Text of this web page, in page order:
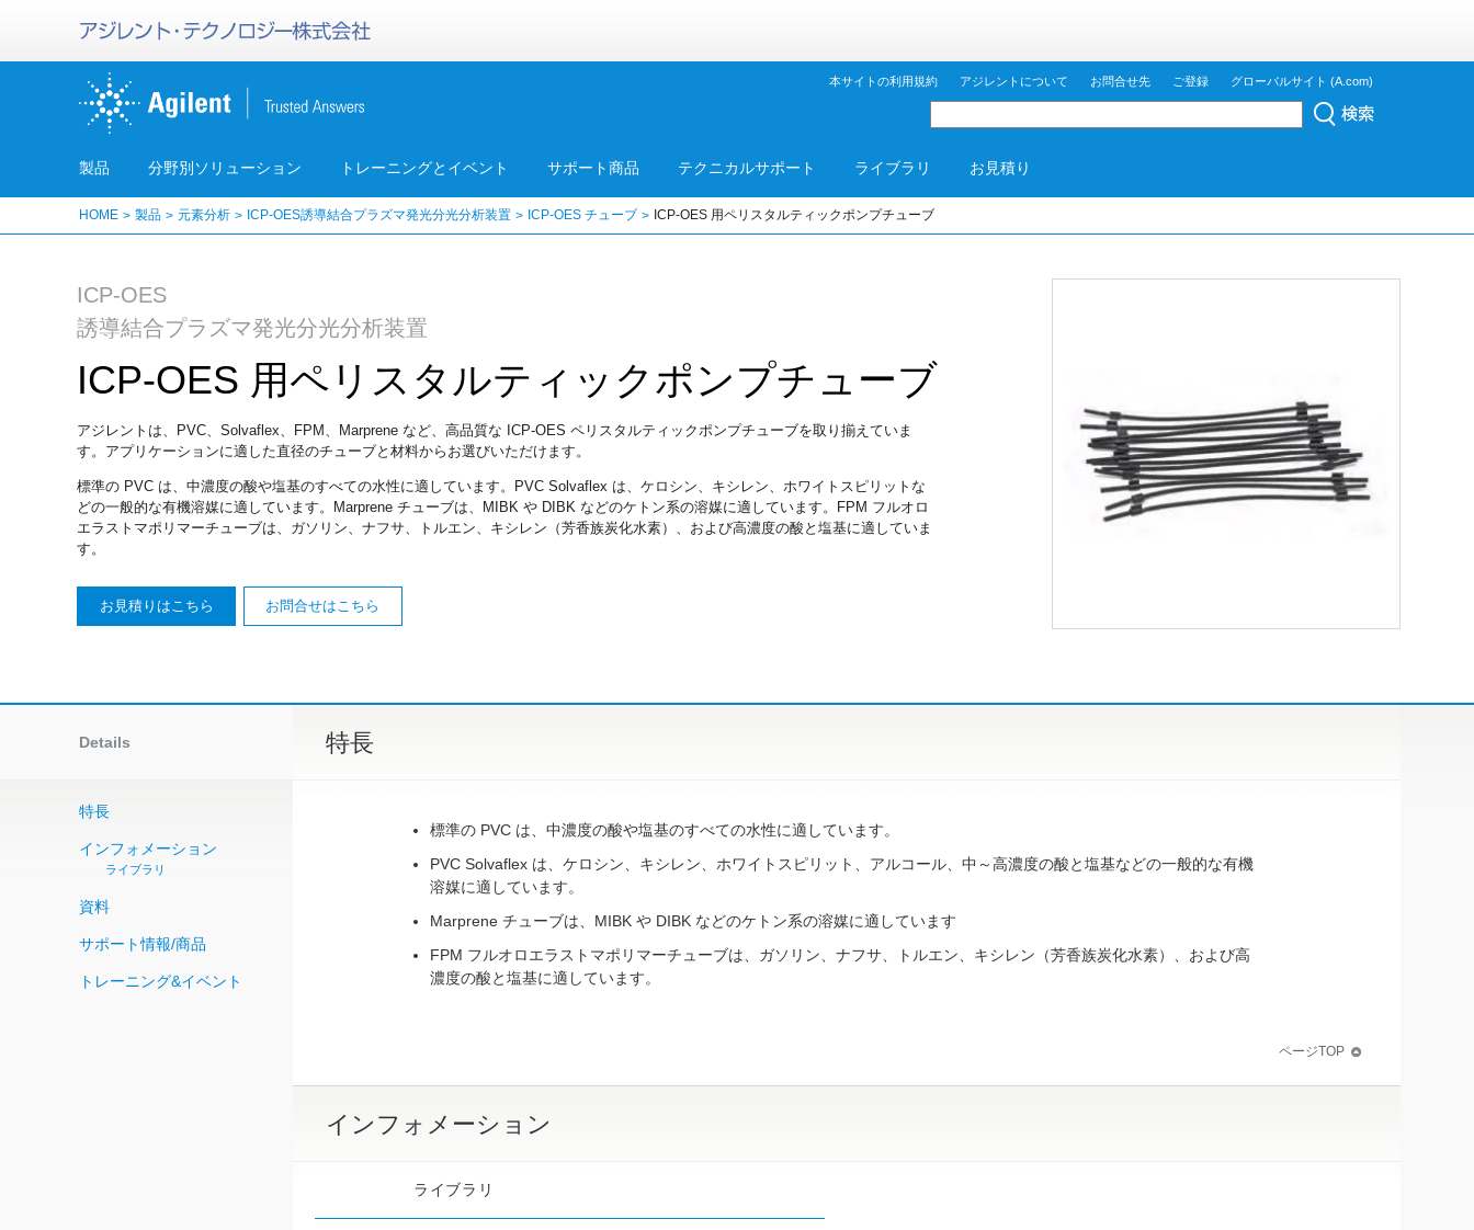
本サイトの利用規約 アジレントについて お問合せ先 ご登録 グローバルサイト (A.com)
製品 分野別ソリューション トレーニングとイベント サポート商品 テクニカルサポート ライブラリ お見積り
HOME 製品 元素分析 ICP-OES誘導結合プラズマ発光分光分析装置 ICP-OES チューブ ICP-OES 用ペリスタルティックポンプチューブ
ICP-OES
誘導結合プラズマ発光分光分析装置
ICP-OES 用ペリスタルティックポンプチューブ
アジレントは、PVC、Solvaflex、FPM、Marprene など、高品質な ICP-OES ペリスタルティックポンプチューブを取り揃えていま
す。アプリケーションに適した直径のチューブと材料からお選びいただけます。
標準の PVC は、中濃度の酸や塩基のすべての水性に適しています。PVC Solvaflex は、ケロシン、キシレン、ホワイトスピリットな
どの一般的な有機溶媒に適しています。Marprene チューブは、MIBK や DIBK などのケトン系の溶媒に適しています。FPM フルオロ
エラストマポリマーチューブは、ガソリン、ナフサ、トルエン、キシレン（芳香族炭化水素）、および高濃度の酸と塩基に適していま
す。
お見積りはこちら お問合せはこちら
Details
特長
インフォメーション
ライブラリ
資料
サポート情報/商品
トレーニング&イベント
特長
標準の PVC は、中濃度の酸や塩基のすべての水性に適しています。
PVC Solvaflex は、ケロシン、キシレン、ホワイトスピリット、アルコール、中～高濃度の酸と塩基などの一般的な有機
溶媒に適しています。
Marprene チューブは、MIBK や DIBK などのケトン系の溶媒に適しています
FPM フルオロエラストマポリマーチューブは、ガソリン、ナフサ、トルエン、キシレン（芳香族炭化水素）、および高
濃度の酸と塩基に適しています。
ページTOP
インフォメーション
ライブラリ